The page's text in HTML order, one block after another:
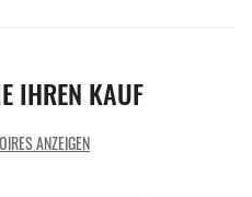
IHREN KAUF
ANZEIGEN